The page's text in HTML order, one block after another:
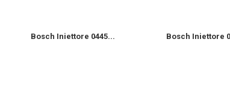
Bosch Iniettore 0445... Bosch Iniettore